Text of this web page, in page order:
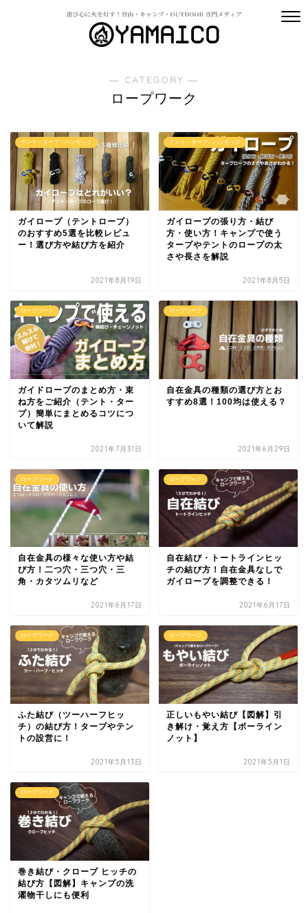
― CATEGORY ―
ロープワーク
テント・タープ・ハンモック
ガイロープ（テントロープ）
のおすすめ5選を比較レビュ
ー！選び方や結び方を紹介
2021年8月19日
テント・タープ・ハンモック
ガイロープの張り方・結び
方・使い方！キャンプで使う
タープやテントのロープの太
さや長さを解説
2021年8月5日
ロープワーク
ガイドロープのまとめ方・束
ね方をご紹介（テント・ター
プ）簡単にまとめるコツにつ
いて解説
2021年7月31日
ロープワーク
自在金具の種類の選び方とお
すすめ8選！100均は使える？
2021年6月29日
ロープワーク
自在金具の様々な使い方や結
び方！二つ穴・三つ穴・三
角・カタツムリなど
2021年6月17日
ロープワーク
自在結び・トートラインヒッ
チの結び方！自在金具なしで
ガイロープを調整できる！
2021年6月17日
ロープワーク
ふた結び（ツーハーフヒッ
チ）の結び方！タープやテン
トの設営に！
2021年5月13日
ロープワーク
正しいもやい結び【図解】引
き解け・覚え方【ボーライン
ノット】
2021年5月1日
ロープワーク
巻き結び・クローブ ヒッチの
結び方【図解】キャンプの洗
濯物干しにも便利